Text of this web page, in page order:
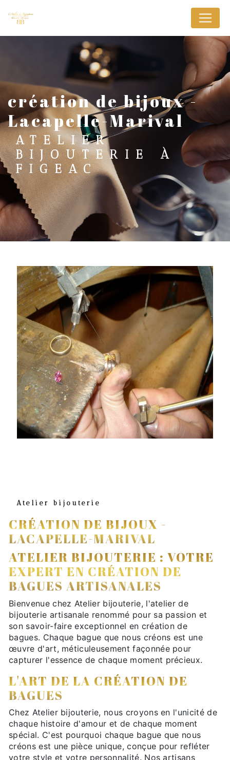
création de bijoux -
Lacapelle-Marival
ATELIER
BIJOUTERIE À
FIGEAC
Atelier bijouterie
CRÉATION DE BIJOUX -
LACAPELLE-MARIVAL
ATELIER BIJOUTERIE : VOTRE
EXPERT EN CRÉATION DE
BAGUES ARTISANALES
Bienvenue chez Atelier bijouterie, l'atelier de
bijouterie artisanale renommé pour sa passion et
son savoir-faire exceptionnel en création de
bagues. Chaque bague que nous créons est une
œuvre d'art, méticuleusement façonnée pour
capturer l'essence de chaque moment précieux.
L'ART DE LA CRÉATION DE
BAGUES
Chez Atelier bijouterie, nous croyons en l'unicité de
chaque histoire d'amour et de chaque moment
spécial. C'est pourquoi chaque bague que nous
créons est une pièce unique, conçue pour refléter
votre style et votre personnalité. Nos artisans